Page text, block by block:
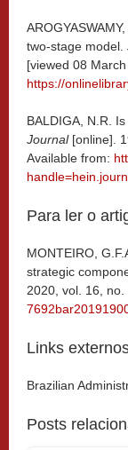
two-stage model.
[viewed 08
https://
BALDIGA, N.R.
Journal [online].
Available from:
Para ler o
MONTEIRO,
strategic
2020, vol. 16,
Links
Brazilian
Posts